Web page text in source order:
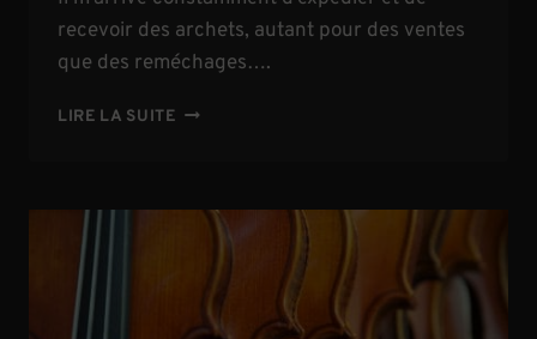
recevoir des archets, autant pour des ventes
que des reméchages….
LIRE LA SUITEENVOYER
TOUTE